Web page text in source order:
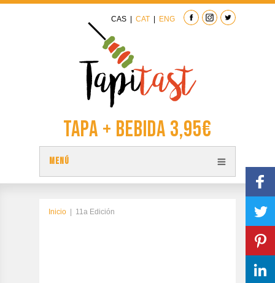
CAS CAT ENG
Tapa + Bebida 3,95€
MENÚ
TAPAS
PLANO TAPITAST
Inicio 11a Edición